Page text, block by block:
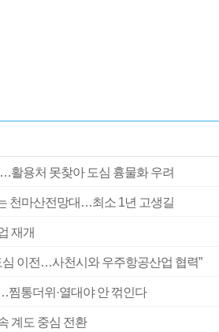
활용처 못찾아 도심 흉물화 우려
천마산전망대…최소 1년 고생길
재개
심 이전…사천시와 우주항공산업 협력”
통더위·열대야 안 꺾인다
계도 중심 전환